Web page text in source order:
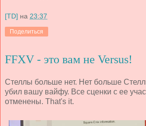
[TD] на 23:37
Поделиться
FFXV - это вам не Versus!
Стеллы больше нет. Нет больше
убил вашу вайфу. Все сценки с ее
отменены. That's it.